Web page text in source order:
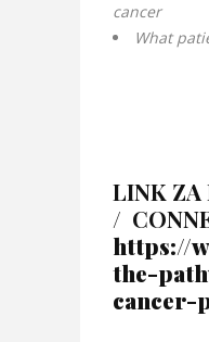
cancer
What
LINK ZA
/
https://
the-
cancer-